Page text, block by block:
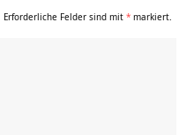
Erforderliche Felder sind mit * markiert.